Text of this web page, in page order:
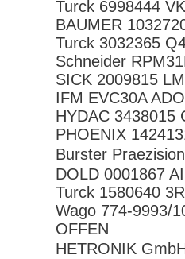
Turck 6998444
BAUMER
Turck 3032365
Schneider
SICK 2009815
IFM EVC30A
HYDAC 3438015
PHOENIX
Burster
DOLD 0001867
Turck 1580640
Wago 774-9993/
OFFEN
HETRONIK